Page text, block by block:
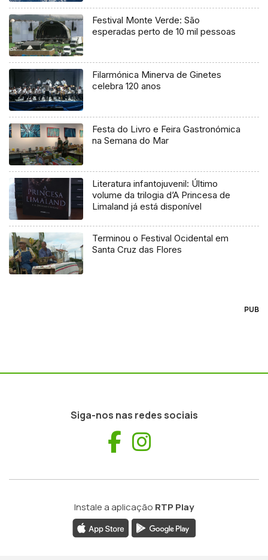
Festival Monte Verde: São
esperadas perto de 10 mil pessoas
Filarmónica Minerva de Ginetes
celebra 120 anos
Festa do Livro e Feira Gastronómica
na Semana do Mar
Literatura infantojuvenil: Último
volume da trilogia d’A Princesa de
Limaland já está disponível
Terminou o Festival Ocidental em
Santa Cruz das Flores
PUB
Siga-nos nas redes sociais
Facebook
Instale a aplicação RTP Play